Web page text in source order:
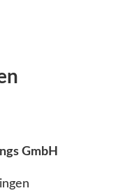
GmbH